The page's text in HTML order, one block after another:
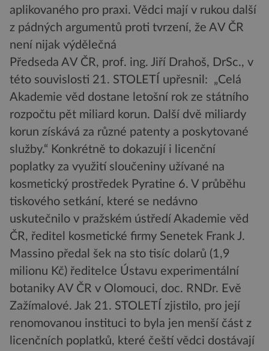
aplikovaného pro praxi. Vědci mají v rukou další
z pádných argumentů proti tvrzení, že AV ČR
není nijak výdělečná
Předseda AV ČR, prof. ing. Jiří Drahoš, DrSc., v
této souvislosti 21. STOLETÍ upřesnil: „Celá
Akademie věd dostane letošní rok ze státního
rozpočtu pět miliard korun. Další dvě miliardy
korun získává za různé patenty a poskytované
služby.“ Konkrétně to dokazují i licenční
poplatky za využití sloučeniny užívané na
kosmetický prostředek Pyratine 6. V průběhu
tiskového setkání, které se nedávno
uskutečnilo v pražském ústředí Akademie věd
ČR, ředitel kosmetické firmy Senetek Frank J.
Massino předal šek na sto tisíc dolarů (1,9
milionu Kč) ředitelce Ústavu experimentální
botaniky AV ČR v Olomouci, doc. RNDr. Evě
Zažímalové. Jak 21. STOLETÍ zjistilo, pro její
renomovanou instituci to byla jen menší část z
licenčních poplatků, které čeští vědci dostávají